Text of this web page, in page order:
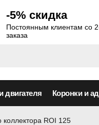
-5% скидка
Постоянным клиентам со
заказа
двигателя Коронки и
коллектора ROI 125